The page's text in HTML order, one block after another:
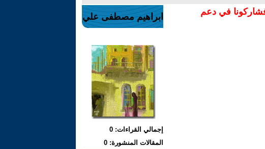
فشاركونا في دعم
ابراهيم مصطفى علي
إجمالي القراءات: 0
المقالات المنشورة: 0